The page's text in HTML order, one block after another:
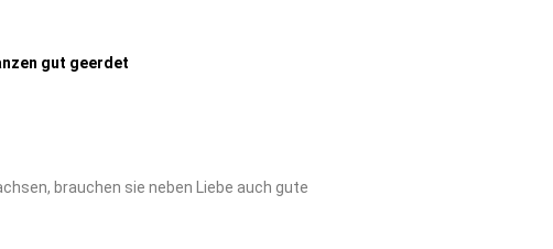
gut geerdet
brauchen sie neben Liebe auch gute